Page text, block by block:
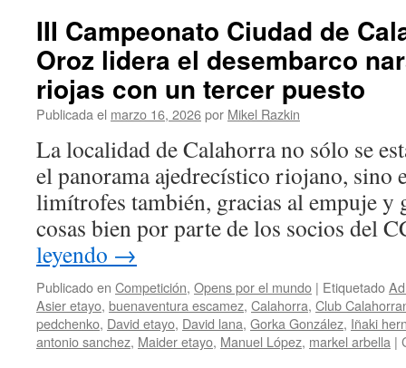
fiesta
del
ajedrez
los
Viernes
(20/03/2026):
Asier
Etayo
firma
su
tercer
triunfo
y
aprieta
aún
zona
alta
III Campeonato Ciudad de
Oroz lidera el desembarco
riojas con un tercer puesto
Publicada el marzo 16, 2026por Mikel Razkin
La localidad de Calahorra no sólo se
el panorama ajedrecístico riojano, sino
limítrofes también, gracias al empuje y
cosas bien por parte de los socios del
leyendo →
Publicado en Competición, Opens por el mundo | Etiquetado
Asier etayo, buenaventura escamez, Calahorra, Club
pedchenko, David etayo, David lana, Gorka González, Iñaki
antonio sanchez, Maider etayo, Manuel López, markel arbella |